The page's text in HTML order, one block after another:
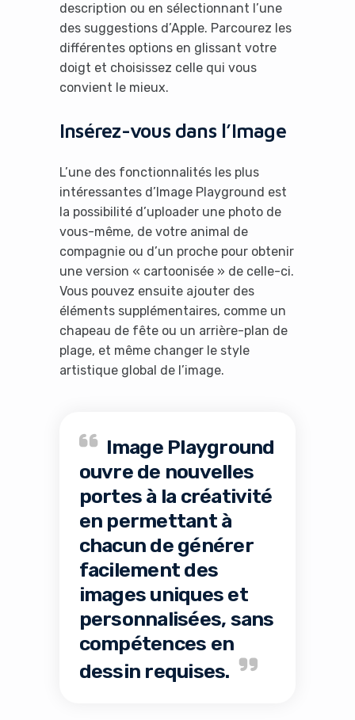
description ou en sélectionnant l’une
des suggestions d’Apple. Parcourez les
différentes options en glissant votre
doigt et choisissez celle qui vous
convient le mieux.
Insérez-vous dans l’Image
L’une des fonctionnalités les plus
intéressantes d’Image Playground est
la possibilité d’uploader une photo de
vous-même, de votre animal de
compagnie ou d’un proche pour obtenir
une version « cartoonisée » de celle-ci.
Vous pouvez ensuite ajouter des
éléments supplémentaires, comme un
chapeau de fête ou un arrière-plan de
plage, et même changer le style
artistique global de l’image.
Image Playground
ouvre de nouvelles
portes à la créativité
en permettant à
chacun de générer
facilement des
images uniques et
personnalisées, sans
compétences en
dessin requises.